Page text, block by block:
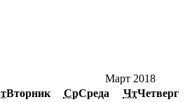
Март 2018
Вторник СрСреда ЧтЧетверг